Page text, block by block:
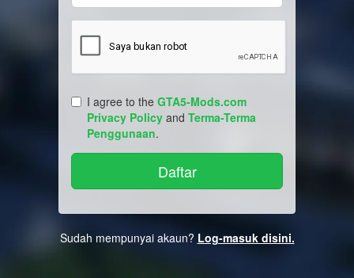
I agree to the GTA5-Mods.com
Privacy Policy and Terma-Terma
Penggunaan.
Sudah mempunyai akaun? Log-masuk disini.